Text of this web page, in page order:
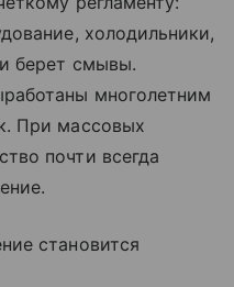
холодильники,
берет смывы.
многолетним
При массовых
почти всегда
становится